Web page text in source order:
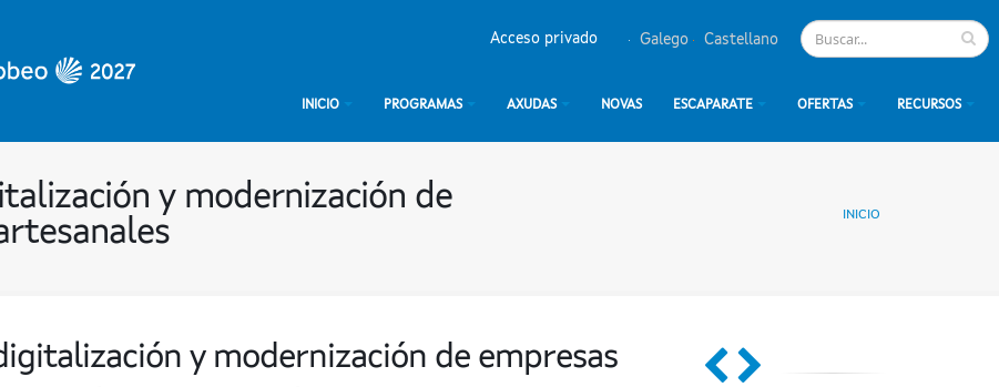
Galego Castellano
Acceso privado
INICIO PROGRAMAS AXUDAS NOVAS ESCAPARATE OFERTAS RECURSOS
y modernización de
INICIO
y modernización de empresas